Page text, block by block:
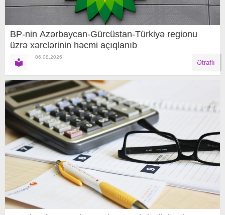
BP-nin Azərbaycan-Gürcüstan-Türkiyə regionu
üzrə xərclərinin həcmi açıqlanıb
06.08.2026
Ətraflı